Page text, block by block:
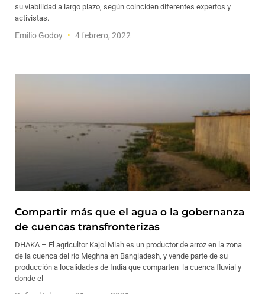
su viabilidad a largo plazo, según coinciden diferentes expertos y
activistas.
Emilio Godoy 4 febrero, 2022
Compartir más que el agua o la gobernanza
de cuencas transfronterizas
DHAKA – El agricultor Kajol Miah es un productor de arroz en la zona
de la cuenca del río Meghna en Bangladesh, y vende parte de su
producción a localidades de India que comparten la cuenca fluvial y
donde el